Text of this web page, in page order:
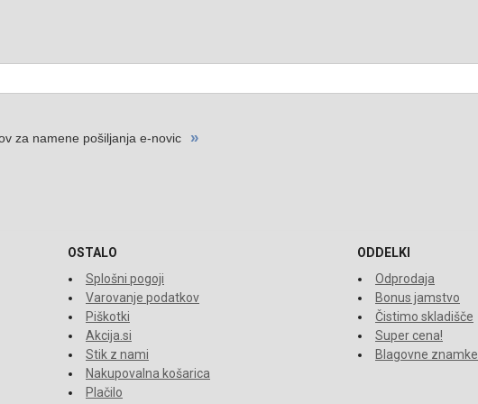
OSTALO
Splošni pogoji
Varovanje podatkov
Piškotki
Akcija.si
Stik z nami
Nakupovalna košarica
Plačilo
ODDELKI
Odprodaja
Bonus jamstvo
Čistimo skladišče
Super cena!
Blagovne znamke